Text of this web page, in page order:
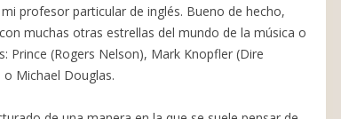
profesor particular de inglés. Bueno de hecho,
muchas otras estrellas del mundo de la música o
Prince (Rogers Nelson), Mark Knopfler (Dire
o Michael Douglas.